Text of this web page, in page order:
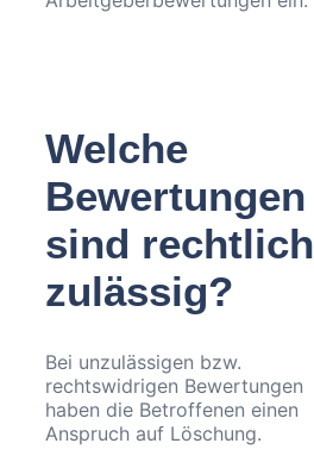
Welche
Bewertungen
sind rechtlich
zulässig?
Bei unzulässigen bzw.
rechtswidrigen Bewertungen
haben die Betroffenen einen
Anspruch auf Löschung.